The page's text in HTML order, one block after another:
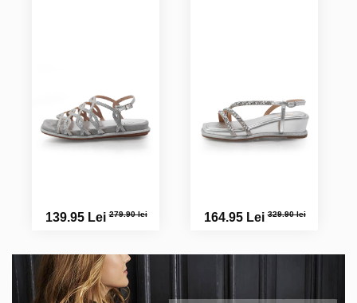
139.95 Lei279.90 lei 164.95 Lei329.90 lei